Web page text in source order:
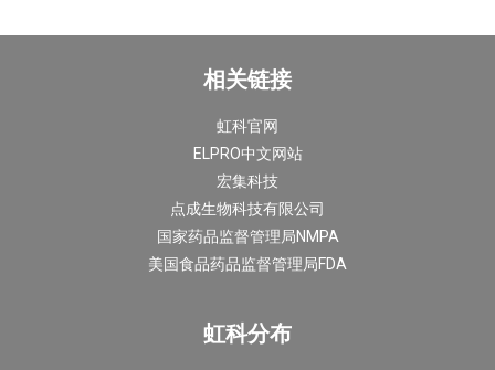
相关链接
虹科官网
ELPRO中文网站
宏集科技
点成生物科技有限公司
国家药品监督管理局NMPA
美国食品药品监督管理局FDA
虹科分布